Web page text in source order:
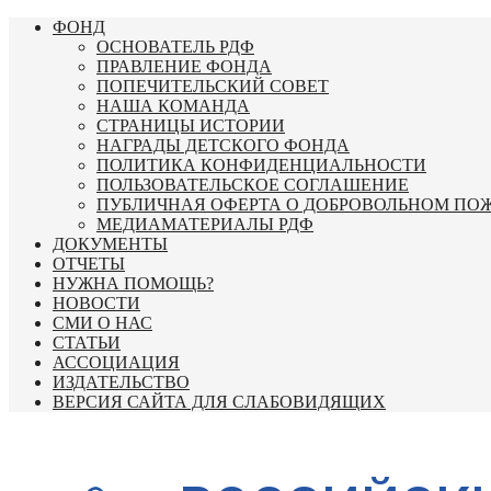
Перейти
содержимому
ФОНД
ОСНОВАТЕЛЬ РДФ
ПРАВЛЕНИЕ ФОНДА
ПОПЕЧИТЕЛЬСКИЙ СОВЕТ
НАША КОМАНДА
СТРАНИЦЫ ИСТОРИИ
НАГРАДЫ ДЕТСКОГО ФОНДА
ПОЛИТИКА КОНФИДЕНЦИАЛЬНОСТИ
ПОЛЬЗОВАТЕЛЬСКОЕ СОГЛАШЕНИЕ
ПУБЛИЧНАЯ ОФЕРТА О ДОБРОВОЛЬНОМ
МЕДИАМАТЕРИАЛЫ РДФ
ДОКУМЕНТЫ
ОТЧЕТЫ
НУЖНА ПОМОЩЬ?
НОВОСТИ
СМИ О НАС
СТАТЬИ
АССОЦИАЦИЯ
ИЗДАТЕЛЬСТВО
ВЕРСИЯ САЙТА ДЛЯ СЛАБОВИДЯЩИХ